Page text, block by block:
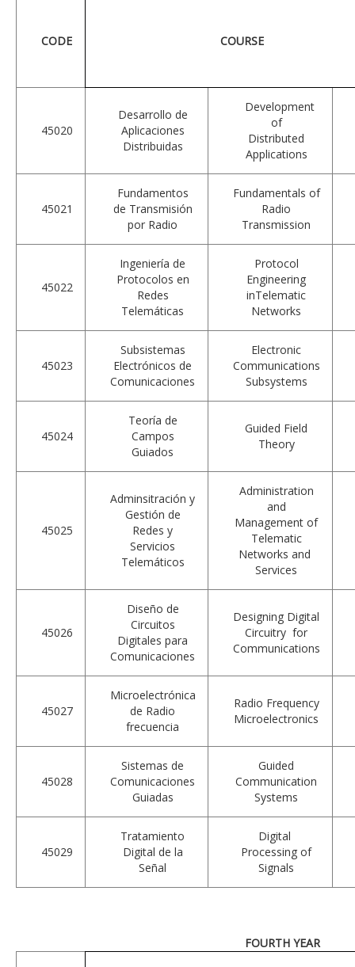
CODE COURSE
45020
Desarrollo de
Aplicaciones
Distribuidas
Development
of
Distributed
Applications
45021
Fundamentos
de Transmisión
por Radio
Fundamentals of
Radio
Transmission
45022
Ingeniería de
Protocolos en
Redes
Telemáticas
Protocol
Engineering
inTelematic
Networks
45023
Subsistemas
Electrónicos de
Comunicaciones
Electronic
Communications
Subsystems
45024
Teoría de
Campos
Guiados
Guided Field
Theory
45025
Adminsitración y
Gestión de
Redes y
Servicios
Telemáticos
Administration
and
Management of
Telematic
Networks and
Services
45026
Diseño de
Circuitos
Digitales para
Comunicaciones
Designing Digital
Circuitry for
Communications
45027
Microelectrónica
de Radio
frecuencia
Radio Frequency
Microelectronics
45028
Sistemas de
Comunicaciones
Guiadas
Guided
Communication
Systems
45029
Tratamiento
Digital de la
Señal
Digital
Processing of
Signals
FOURTH YEAR